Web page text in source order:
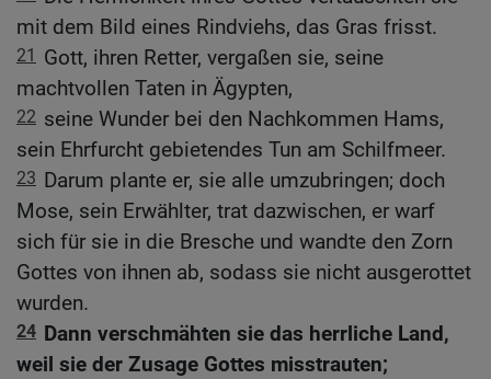
mit dem Bild eines Rindviehs, das Gras frisst.
21
Gott, ihren Retter, vergaßen sie, seine
machtvollen Taten in Ägypten,
22 seine Wunder bei den Nachkommen Hams,
sein Ehrfurcht gebietendes Tun am Schilfmeer.
23 Darum plante er, sie alle umzubringen; doch
Mose, sein Erwählter, trat dazwischen, er warf
sich für sie in die Bresche und wandte den Zorn
Gottes von ihnen ab, sodass sie nicht ausgerottet
wurden.
24 Dann verschmähten sie das herrliche Land,
weil sie der Zusage Gottes misstrauten;